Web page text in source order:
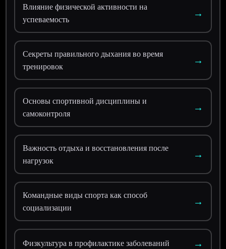
Влияние физической активности на
успеваемость
→
Секреты правильного дыхания во время
тренировок
→
Основы спортивной дисциплины и
самоконтроля
→
Важность отдыха и восстановления после
нагрузок
→
Командные виды спорта как способ
социализации
→
Физкультура в профилактике заболеваний →